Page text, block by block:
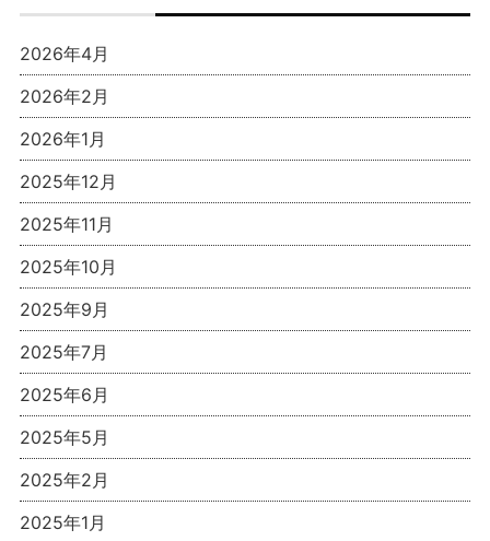
2026年4月
2026年2月
2026年1月
2025年12月
2025年11月
2025年10月
2025年9月
2025年7月
2025年6月
2025年5月
2025年2月
2025年1月